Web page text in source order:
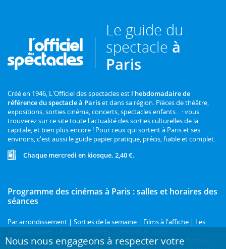
Le guide du
spectacle à
Paris
Créé en 1946, L'Officiel des spectacles est l'hebdomadaire de
référence du spectacle à Pariset dans sa région. Pièces de théâtre,
expositions, sorties cinéma, concerts, spectacles enfants... : vous
trouverez sur ce site toute l'actualité des sorties culturelles de la
capitale, et bien plus encore ! Pour ceux qui sortent à Paris et ses
environs, c'est aussi le guide papier pratique, précis, fiable et complet.
Chaque mercredi en kiosque. 2,40 €.
Programme des cinémas à Paris : salles et horaires des
séances
Par arrondissement | Sorties de la semaine | Films à l'affiche | Les
Prochainement |Comédie|Drame |Thriller|Animation|
Nous nous engageons à respecter votre